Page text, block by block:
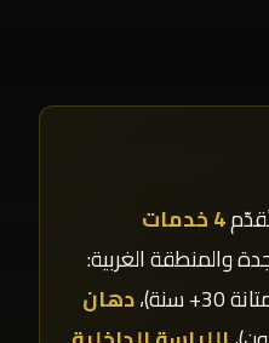
4 خدمات
والمنطقة الغربية:
30+ سنة)،
دهان